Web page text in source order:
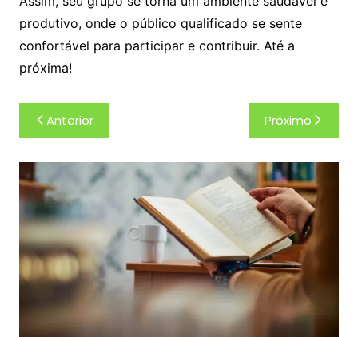
produtivo, onde o público qualificado se sente
confortável para participar e contribuir. Até a
próxima!
Navegação
de
Post
Anterior Próximo